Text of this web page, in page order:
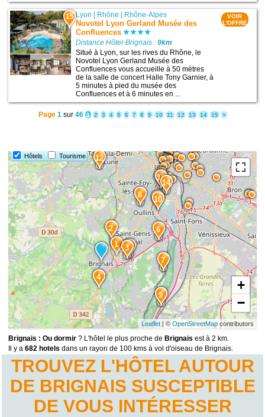
15 Lyon Rhône Rhône-Alpes
Novotel Lyon Gerland Musée des
Confluences
Distance Hôtel-Brignais :9km
Situé à Lyon, sur les rives du Rhône, le
Novotel Lyon Gerland Musée des
Confluences vous accueille à 50 mètres
de la salle de concert Halle Tony Garnier, à
5 minutes à pied du musée des
Confluences et à 6 minutes en ...
VOIR
L'OFFRE
Page 1sur 46 1 2 3 4 5 6 7 8 9 10 11 12 13 14 15 >
Hôtels Tourisme
15
14
13
12
11
10
9
8
7
6
5
4
3
2
1
+
−
Leaflet| © OpenStreetMapcontributors
Brignais : Ou dormir ? L'hôtel le plus proche de Brignais est à 2 km.
Il y a682 hotels dans un rayon de 100 kms à vol d'oiseau de Brignais.
TROUVEZ L'HÔTEL AUTOUR
DE BRIGNAIS SUSCEPTIBLE
DE VOUS INTÉRESSER